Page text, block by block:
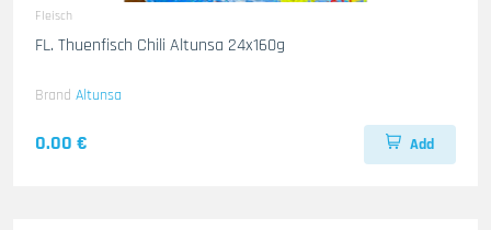
Fleisch
FL. Thuenfisch Chili Altunsa 24x160g
Brand Altunsa
0.00 € Add